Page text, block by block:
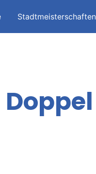
Stadtmeisterschaften